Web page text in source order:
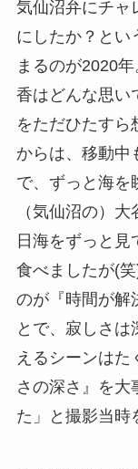
気仙沼弁にチャ
にしたか？とい
まるのが2020
香はどんな思い
をただひたすら
からは、移動中
で、ずっと海を
（気仙沼の）
日海をずっと
食べましたが(
のが『時間が解
とで、寂しさは
えるシーンはた
さの深さ』を大
た」と撮影当時